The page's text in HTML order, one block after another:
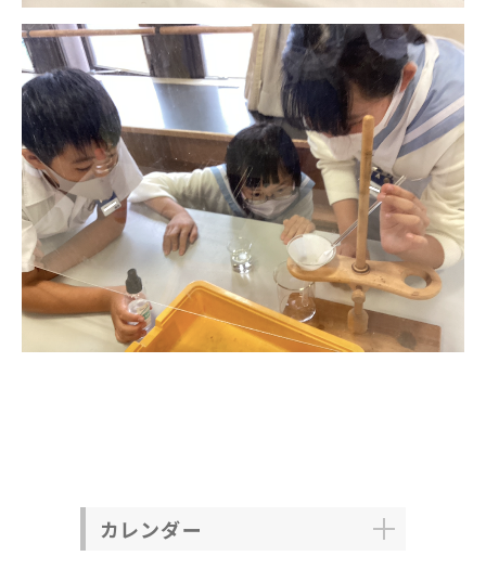
カレンダー